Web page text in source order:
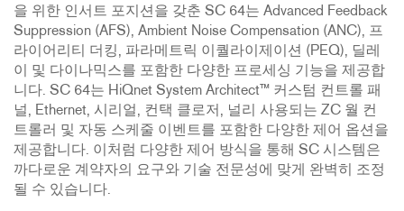
을 위한 인서트 포지션을 갖춘 SC 64는 Advanced Feedback
Suppression (AFS), Ambient Noise Compensation (ANC), 프
라이어리티 더킹, 파라메트릭 이퀄라이제이션 (PEQ), 딜레
이 및 다이나믹스를 포함한 다양한 프로세싱 기능을 제공합
니다. SC 64는 HiQnet System Architect™ 커스텀 컨트롤 패
널, Ethernet, 시리얼, 컨택 클로저, 널리 사용되는 ZC 월 컨
트롤러 및 자동 스케줄 이벤트를 포함한 다양한 제어 옵션을
제공합니다. 이처럼 다양한 제어 방식을 통해 SC 시스템은
까다로운 계약자의 요구와 기술 전문성에 맞게 완벽히 조정
될 수 있습니다.